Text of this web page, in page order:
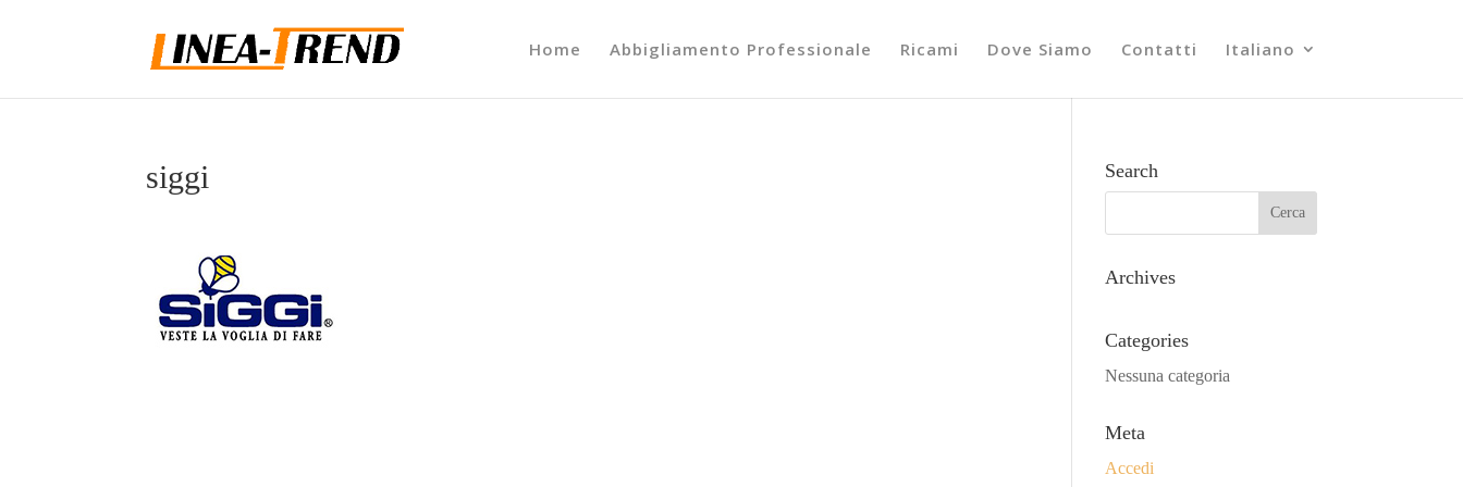
Home Abbigliamento Professionale Ricami Dove Siamo Contatti Italiano
siggi Search
Archives
Categories
Nessuna categoria
Meta
Accedi